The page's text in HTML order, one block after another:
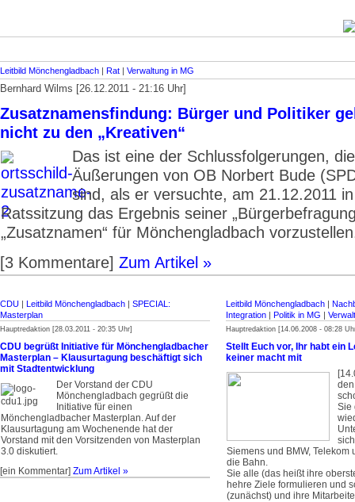
Leitbild Mönchengladbach | Rat | Verwaltung in MG
Bernhard Wilms [26.12.2011 - 21:16 Uhr]
Zusatznamensfindung: Bürger und Politiker
nicht zu den „Kreativen“
Das ist eine der Schlussfolgerungen,
Äußerungen von OB Norbert Bude
sind, als er versuchte, am 21.12.2011
Ratssitzung das Ergebnis seiner
„Zusatznamen“ für Mönchengladbach
[3 Kommentare] Zum Artikel »
CDU | Leitbild Mönchengladbach | SPECIAL:
Masterplan
Hauptredaktion [28.03.2011 - 20:35 Uhr]
CDU begrüßt Initiative für Mönchengladbacher
Masterplan – Klausurtagung beschäftigt sich
mit Stadtentwicklung
Der Vorstand der CDU
Mönchengladbach gegrüßt die
Initiative für einen
Mönchengladbacher Masterplan. Auf der
Klausurtagung am Wochenende hat der
Vorstand mit den Vorsitzenden von Masterplan
3.0 diskutiert.
[ein Kommentar] Zum Artikel »
Leitbild Mönchengladbach |
Integration | Politik in MG |
Hauptredaktion [14.06.2008 - 08:28
Stellt Euch vor, Ihr habt ein
keiner macht mit
Sie
Siemens und BMW, Telekom
die Bahn.
Sie alle (das heißt ihre
hehre Ziele formulieren und
(zunächst) und ihre